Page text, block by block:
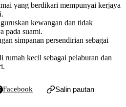
yang berdikari mempunyai kerjaya
kewangan dan tidak
pada suami.
simpanan persendirian sebagai
rumah kecil sebagai pelaburan dan
Facebook Salin pautan